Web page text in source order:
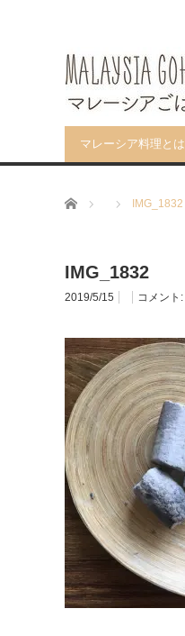
マレーシア料理とは
ホーム IMG_1832
IMG_1832
2019/5/15 コメント: